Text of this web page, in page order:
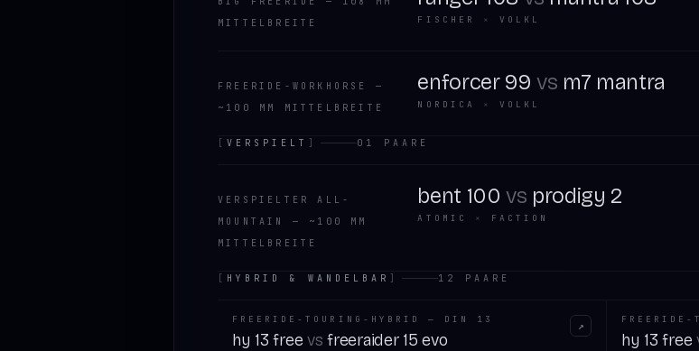
MITTELBREITE
FISCHER × VOLKL
FREERIDE-WORKHORSE —
~100 MM MITTELBREITE
enforcer 99 vs m7 mantra
NORDICA × VOLKL
[ VERSPIELT ] 01 PAARE
VERSPIELTER ALL-
MOUNTAIN — ~100 MM
MITTELBREITE
bent 100 vs prodigy 2
ATOMIC × FACTION
[ HYBRID & WANDELBAR ] 12 PAARE
FREERIDE-TOURING-HYBRID — DIN 13
hy 13 free vs freeraider 15 evo
↗
hy 13 free